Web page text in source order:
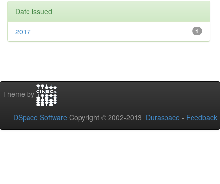
Date issued
1
2017
Theme by
DSpace Software Copyright © 2002-2013 Duraspace - Feedback